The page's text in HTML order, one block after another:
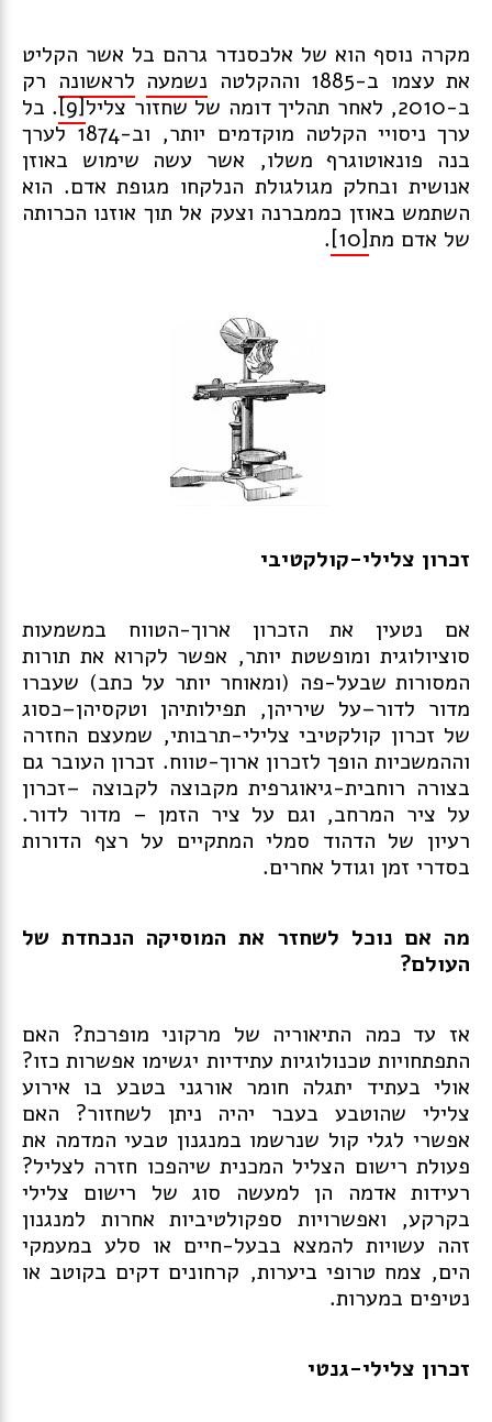
מקרה נוסף הוא של אלכסנדר גרהם בל אשר הקליט
את עצמו ב-1885 וההקלטה
נשמעה לראשונה רק
ב-2010, לאחר תהליך דומה של שחזור צליל
[9]
. בל
ערך ניסויי הקלטה מוקדמים יותר, וב-1874 לערך
בנה פונאוטוגרף משלו, אשר עשה שימוש באוזן
אנושית ובחלק מגולגולת הנלקחו מגופת אדם. הוא
השתמש באוזן כממברנה וצעק אל תוך אוזנו הכרותה
של אדם מת[10]
.
זכרון צלילי-קולקטיבי
אם נטעין את הזכרון ארוך-הטווח במשמעות
סוציולוגית ומופשטת יותר, אפשר לקרוא את תורות
המסורות שבעל-פה (ומאוחר יותר על כתב) שעברו
מדור לדור–על שיריהן, תפילותיהן וטקסיהן–כסוג
של זכרון קולקטיבי צלילי-תרבותי, שמעצם החזרה
וההמשכיות הופך לזכרון ארוך-טווח. זכרון העובר גם
בצורה רוחבית-גיאוגרפית מקבוצה לקבוצה –זכרון
על ציר המרחב, וגם על ציר הזמן – מדור לדור.
רעיון של הדהוד סמלי המתקיים על רצף הדורות
בסדרי זמן וגודל אחרים.
מה אם נוכל לשחזר את המוסיקה הנכחדת של
העולם?
אז עד כמה התיאוריה של מרקוני מופרכת? האם
התפתחויות טכנולוגיות עתידיות יגשימו אפשרות כזו?
אולי בעתיד יתגלה חומר אורגני בטבע בו אירוע
צלילי שהוטבע בעבר יהיה ניתן לשחזור? האם
אפשרי לגלי קול שנרשמו במנגנון טבעי המדמה את
פעולת רישום הצליל המכנית שיהפכו חזרה לצליל?
רעידות אדמה הן למעשה סוג של רישום צלילי
בקרקע, ואפשרויות ספקולטיביות אחרות למנגנון
זהה עשויות להמצא בבעל-חיים או סלע במעמקי
הים, צמח טרופי ביערות, קרחונים דקים בקוטב או
נטיפים במערות.
זכרון צלילי-גנטי